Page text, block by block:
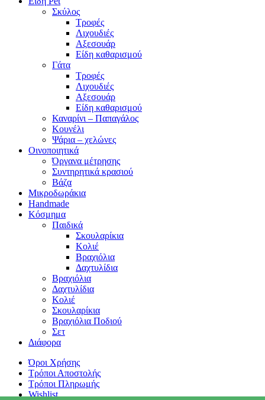
Σκύλος
Τροφές
Λιχουδιές
Αξεσουάρ
Είδη καθαρισμού
Γάτα
Τροφές
Λιχουδιές
Αξεσουάρ
Είδη καθαρισμού
Καναρίνι – Παπαγάλος
Κουνέλι
Ψάρια – χελώνες
Οινοποιητικά
Όργανα μέτρησης
Συντηρητικά κρασιού
Βάζα
Μικροδωράκια
Handmade
Κόσμημα
Παιδικά
Σκουλαρίκια
Κολιέ
Βραχιόλια
Δαχτυλίδια
Βραχιόλια
Δαχτυλίδια
Κολιέ
Σκουλαρίκια
Βραχιόλια Ποδιού
Σετ
Διάφορα
Όροι Χρήσης
Τρόποι Αποστολής
Τρόποι Πληρωμής
Wishlist